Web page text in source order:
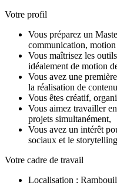
Votre profil
Vous préparez un
communication, motion
Vous maîtrisez les
idéalement de motion
Vous avez une
la réalisation de
Vous êtes créatif,
Vous aimez travailler
projets simultanément,
Vous avez un intérêt
sociaux et le
Votre cadre de travail
Localisation :